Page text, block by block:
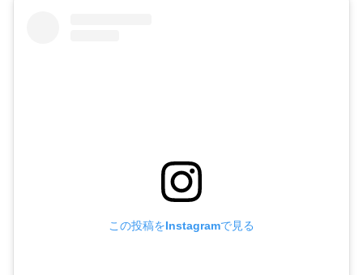
この投稿をInstagramで見る